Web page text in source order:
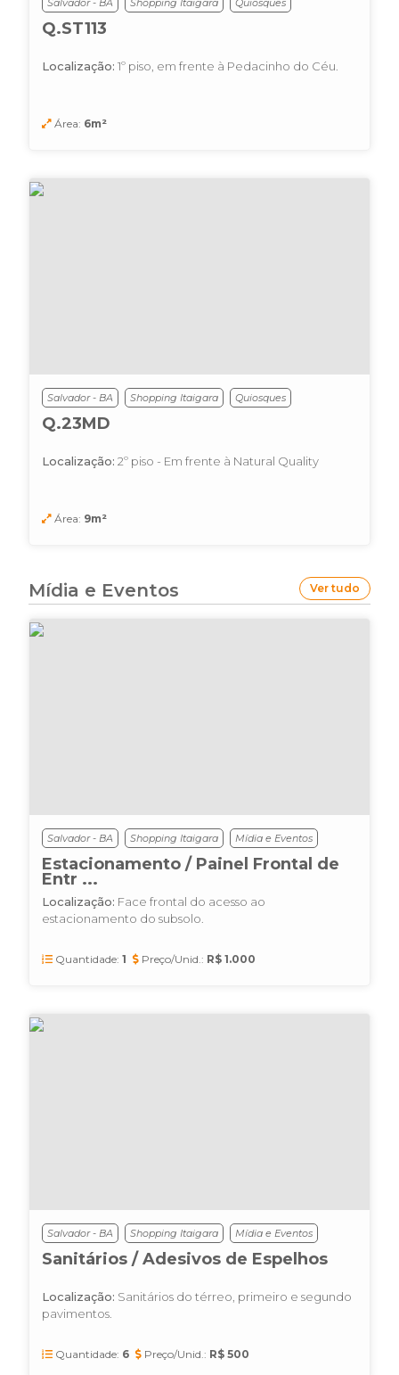
Salvador - BA Shopping Itaigara Quiosques
Q.ST113
Localização: 1º piso, em frente à Pedacinho do Céu.
Área: 6m²
Salvador - BA Shopping Itaigara Quiosques
Q.23MD
Localização: 2º piso - Em frente à Natural Quality
Área: 9m²
Ver tudo
Mídia e Eventos
Salvador - BA Shopping Itaigara Mídia e Eventos
Estacionamento / Painel Frontal de
Entr ...
Localização: Face frontal do acesso ao
estacionamento do subsolo.
Quantidade: 1 Preço/Unid.: R$ 1.000
Salvador - BA Shopping Itaigara Mídia e Eventos
Sanitários / Adesivos de Espelhos
Localização: Sanitários do térreo, primeiro e segundo
pavimentos.
Quantidade: 6 Preço/Unid.: R$ 500